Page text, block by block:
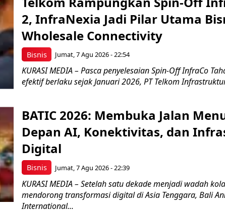
Bisnis
2, InfraNexia Jadi Pilar Utama
Wholesale Connectivity
Jumat, 7 Agu 2026 - 22:54
KURASI MEDIA – Pasca penyelesaian Spin-Off InfraCo
efektif berlaku sejak Januari 2026, PT Telkom
Bisnis
BATIC 2026: Membuka Jalan
Depan AI, Konektivitas, dan
Digital
Jumat, 7 Agu 2026 - 22:39
KURASI MEDIA – Setelah satu dekade menjadi wadah
mendorong transformasi digital di Asia Tenggara, Bali
International...